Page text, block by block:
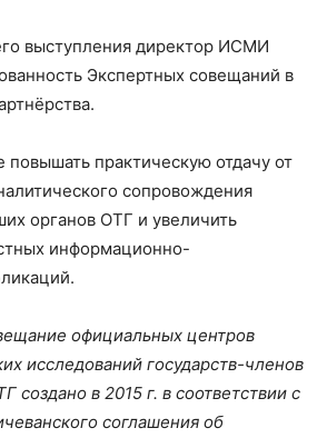
выступления директор ИСМИ
Экспертных совещаний в
повышать практическую отдачу от
сопровождения
органов ОТГ и увеличить
информационно-
официальных центров
исследований государств-членов
создано в 2015 г. в соответствии с
соглашения об